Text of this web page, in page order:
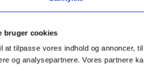
bruger cookies
at tilpasse vores indhold og annoncer,
og analysepartnere. Vores partnere